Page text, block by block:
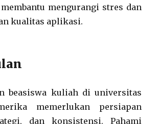
mengurangi stres dan
kualitas aplikasi.
beasiswa kuliah di universitas
memerlukan persiapan
dan konsistensi. Pahami